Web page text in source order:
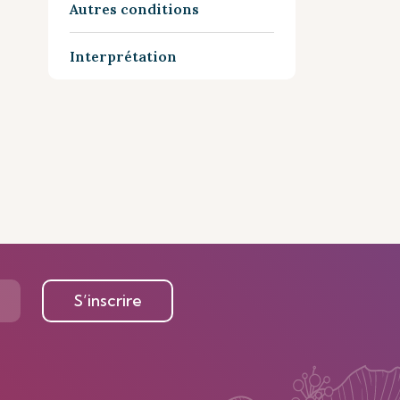
Autres conditions
Interprétation
S’inscrire